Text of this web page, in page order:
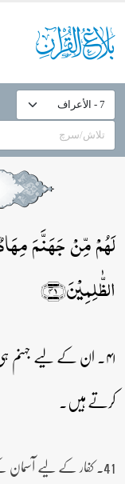
لَہُمۡ مِّنۡ جَہَنَّمَ
الظّٰلِمِیۡنَ﴿۴۱﴾
۴۱۔ ان کے لیے جہنم ہی
کرتے ہیں۔
41۔ کفار کے لیے